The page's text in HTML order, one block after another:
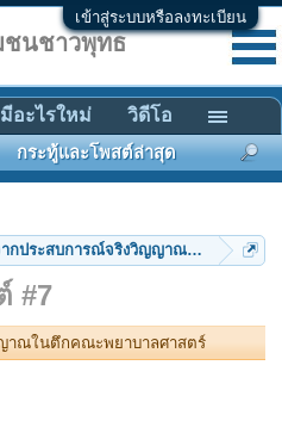
เข้าสู่ระบบหรือลงทะเบียน
กประสบการณ์จริงวิญญาณในตึกคณะพย
#7
าณในตึกคณะพยาบาลศาสตร์
นชาวพุทธ
กระทู้และโพสต์ล่าสุด
มีอะไรใหม่ วิดีโอ